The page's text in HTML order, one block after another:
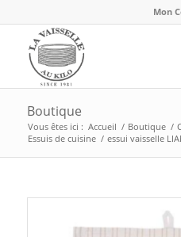
Mon
Boutique
Vous êtes ici : Accueil / Boutique /
Essuis de cuisine / essui vaisselle